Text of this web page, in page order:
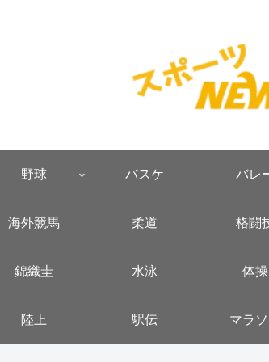
野球 バスケ バレ
海外競馬 柔道 格闘
錦織圭 水泳 体操
陸上 駅伝 マラ